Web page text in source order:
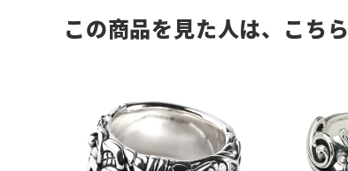
この商品を見た人は、こち